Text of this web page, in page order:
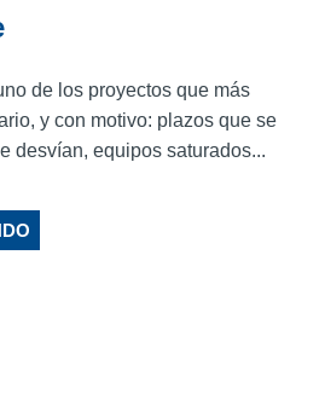
de los proyectos que más
y con motivo: plazos que se
desvían, equipos saturados...